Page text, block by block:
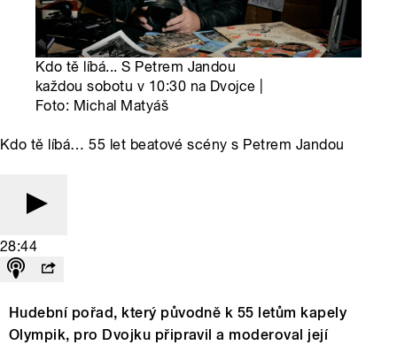
Kdo tě líbá... S Petrem Jandou
každou sobotu v 10:30 na Dvojce |
Foto: Michal Matyáš
Kdo tě líbá… 55 let beatové scény s Petrem Jandou
28:44
Hudební pořad, který původně k 55 letům kapely
Olympik, pro Dvojku připravil a moderoval její